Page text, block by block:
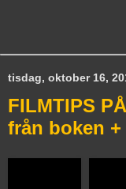
tisdag, oktober 16,
FILMTIPS
från boken